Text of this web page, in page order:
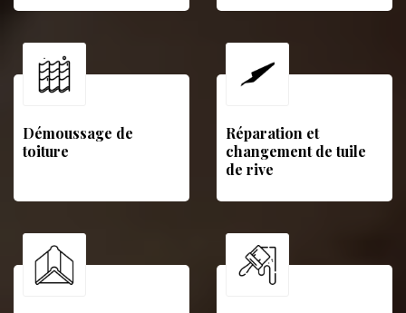
Démoussage de
toiture
Réparation et
changement de tuile
de rive